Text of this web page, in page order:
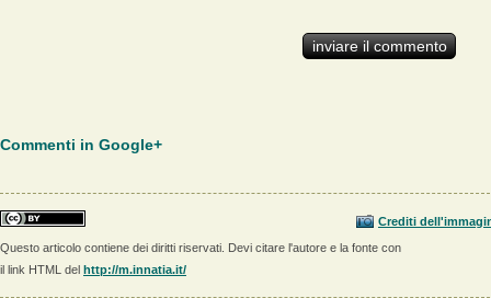
Commenti in Google+
Crediti
Questo articolo contiene dei diritti riservati. Devi citare l'autore e la fonte con
il link HTML del http://m.innatia.it/